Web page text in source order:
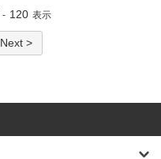
- 120 表示
Next >